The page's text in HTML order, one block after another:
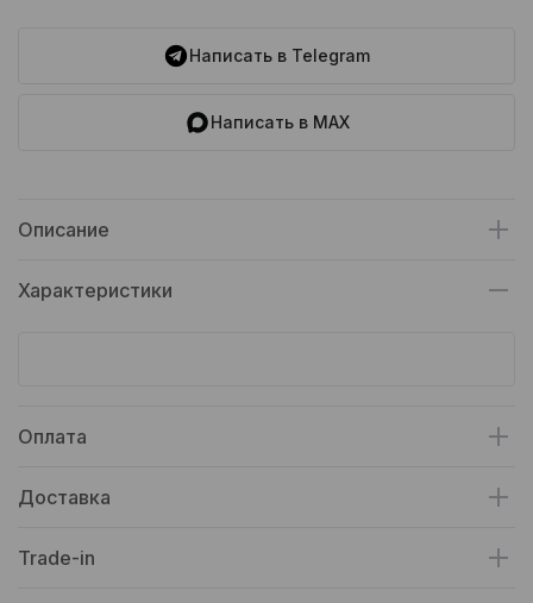
Написать в Telegram
Написать в MAX
Описание
Характеристики
Оплата
Доставка
Trade-in